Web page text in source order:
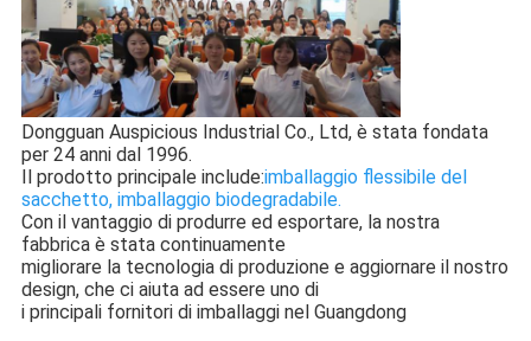
Dongguan Auspicious Industrial Co., Ltd, è stata fondata
per 24 anni dal 1996.
Il prodotto principale include:imballaggio flessibile del
sacchetto, imballaggio biodegradabile.
Con il vantaggio di produrre ed esportare, la nostra
fabbrica è stata continuamente
migliorare la tecnologia di produzione e aggiornare il nostro
design, che ci aiuta ad essere uno di
i principali fornitori di imballaggi nel Guangdong